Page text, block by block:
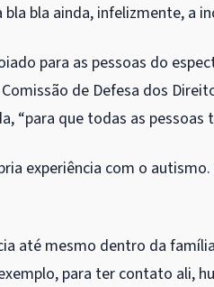
bla ainda, infelizmente, a
para as pessoas do
de Defesa dos
“para que todas as pessoas
experiência com o
até mesmo dentro da
para ter contato ali,